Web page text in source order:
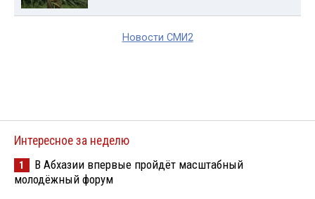
Новости СМИ2
Интересное за неделю
1
В Абхазии впервые пройдёт масштабный
молодёжный форум